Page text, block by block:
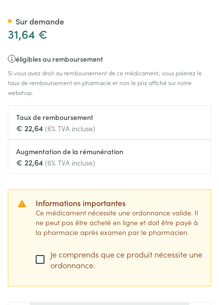
31,64 €
éligibles au remboursement
Si vous avez droit au remboursement de ce médicament, vous paierez le
taux de remboursement en pharmacie et non le prix affiché sur notre
webshop.
Taux de remboursement
€ 22,64 (6% TVA incluse)
Augmentation de la rémunération
€ 22,64 (6% TVA incluse)
Informations importantes
Ce médicament nécessite une ordonnance valide. Il
ne peut pas être acheté en ligne et doit être payé à
la pharmacie après examen par le pharmacien.
Je comprends que ce produit nécessite une
ordonnance.
Sur demande